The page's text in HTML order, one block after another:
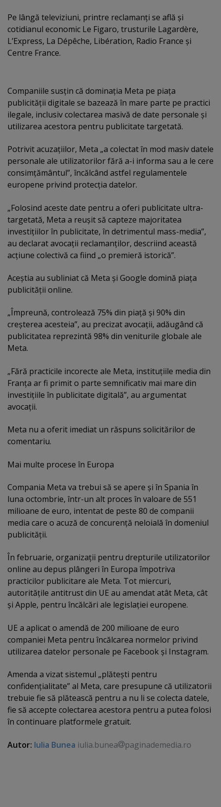
Pe lângă televiziuni, printre reclamanţi se află şi
cotidianul economic Le Figaro, trusturile Lagardère,
L’Express, La Dépêche, Libération, Radio France şi
Centre France.
Companiile susţin că dominaţia Meta pe piaţa
publicităţii digitale se bazează în mare parte pe practici
ilegale, inclusiv colectarea masivă de date personale şi
utilizarea acestora pentru publicitate targetată.
Potrivit acuzaţiilor, Meta „a colectat în mod masiv datele
personale ale utilizatorilor fără a-i informa sau a le cere
consimţământul”, încălcând astfel regulamentele
europene privind protecţia datelor.
„Folosind aceste date pentru a oferi publicitate ultra-
targetată, Meta a reuşit să capteze majoritatea
investiţiilor în publicitate, în detrimentul mass-media”,
au declarat avocaţii reclamanţilor, descriind această
acţiune colectivă ca fiind „o premieră istorică”.
Aceştia au subliniat că Meta şi Google domină piaţa
publicităţii online.
„Împreună, controlează 75% din piaţă şi 90% din
creşterea acesteia”, au precizat avocaţii, adăugând că
publicitatea reprezintă 98% din veniturile globale ale
Meta.
„Fără practicile incorecte ale Meta, instituţiile media din
Franţa ar fi primit o parte semnificativ mai mare din
investiţiile în publicitate digitală”, au argumentat
avocaţii.
Meta nu a oferit imediat un răspuns solicitărilor de
comentariu.
Mai multe procese în Europa
Compania Meta va trebui să se apere şi în Spania în
luna octombrie, într-un alt proces în valoare de 551
milioane de euro, intentat de peste 80 de companii
media care o acuză de concurenţă neloială în domeniul
publicităţii.
În februarie, organizaţii pentru drepturile utilizatorilor
online au depus plângeri în Europa împotriva
practicilor publicitare ale Meta. Tot miercuri,
autorităţile antitrust din UE au amendat atât Meta, cât
şi Apple, pentru încălcări ale legislaţiei europene.
UE a aplicat o amendă de 200 milioane de euro
companiei Meta pentru încălcarea normelor privind
utilizarea datelor personale pe Facebook şi Instagram.
Amenda a vizat sistemul „plăteşti pentru
confidenţialitate” al Meta, care presupune că utilizatorii
trebuie fie să plătească pentru a nu li se colecta datele,
fie să accepte colectarea acestora pentru a putea folosi
în continuare platformele gratuit.
Autor: Iulia Bunea iulia.bunea paginademedia.ro